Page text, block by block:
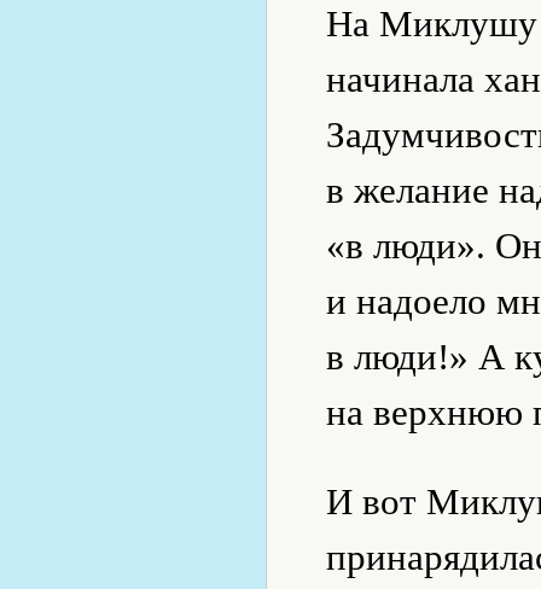
На Миклушу
начинала
в желание
«в люди».
и надоело
в люди!» А
на верхнюю
И вот